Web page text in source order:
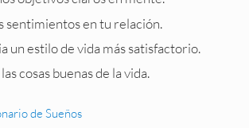
sentimientos en tu relación.
un estilo de vida más satisfactorio.
cosas buenas de la vida.
de Sueños